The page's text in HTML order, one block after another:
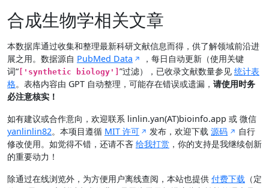
合成生物学相关文章
本数据库通过收集和整理最新科研文献信息而得，供了解领域前沿进
展之用。数据源自 PubMed Data
，每日自动更新（使用关键
词“ ['synthetic biology'] ”过滤），已收录文献数量参见 统计表
格。表格内容由 GPT 自动整理，可能存在错误或遗漏， 请使用时务
必注意核实！
如有建议或合作意向，欢迎联系 linlin.yan(AT)bioinfo.app 或 微信
yanlinlin82。本项目遵循 MIT 许可 发布，欢迎下载源码
自行
修改使用。如觉得不错，还请不吝 给我打赏 ，你的支持是我继续创新
的重要动力！
除通过在线浏览外，为方便用户离线查阅，本站也提供 付费下载 （定